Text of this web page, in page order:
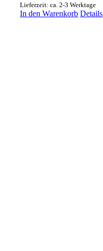
Lieferzeit: ca. 2-3 Werktage
In den Warenkorb Details